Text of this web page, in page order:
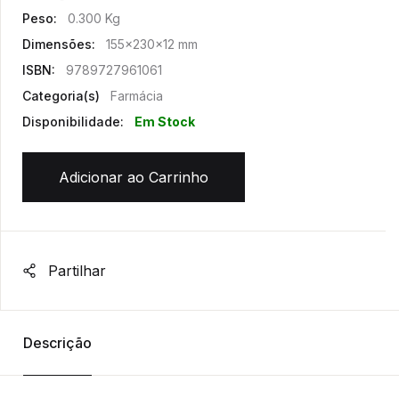
Peso:
0.300 Kg
Dimensões:
155x230x12 mm
ISBN:
9789727961061
Categoria(s)
Farmácia
Disponibilidade:
Em Stock
Adicionar ao Carrinho
Partilhar
Descrição